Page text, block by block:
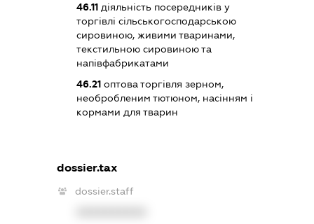
46.11діяльність посередників у
торгівлі сільськогосподарською
сировиною, живими тваринами,
текстильною сировиною та
напівфабрикатами
46.21оптова торгівля зерном,
необробленим тютюном, насінням і
кормами для тварин
dossier.tax
dossier.staff